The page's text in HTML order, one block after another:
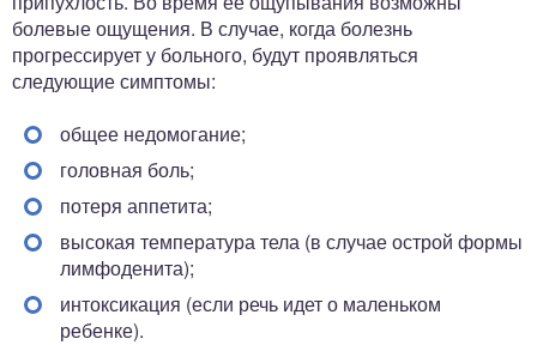
болевые ощущения. В случае, когда болезнь
прогрессирует у больного, будут проявляться
следующие симптомы:
общее недомогание;
головная боль;
потеря аппетита;
высокая температура тела (в случае острой формы
лимфоденита);
интоксикация (если речь идет о маленьком
ребенке).